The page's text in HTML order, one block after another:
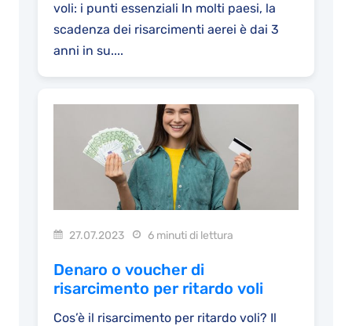
voli: i punti essenziali In molti paesi, la
scadenza dei risarcimenti aerei è dai 3
anni in su....
27.07.2023 6 minuti di lettura
Denaro o voucher di
risarcimento per ritardo voli
Cos’è il risarcimento per ritardo voli? Il